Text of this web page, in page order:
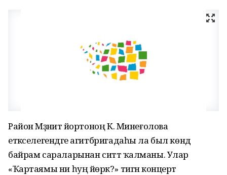
Район Мәҙәниәт йортоноң К. Минеғолова
етәкселегендәге агитбригадаһы ла был көндә
байрам сараларынан ситтә ҡалманы. Улар
«Ҡартаямы ни һуң йөрәк?» тигән концерт